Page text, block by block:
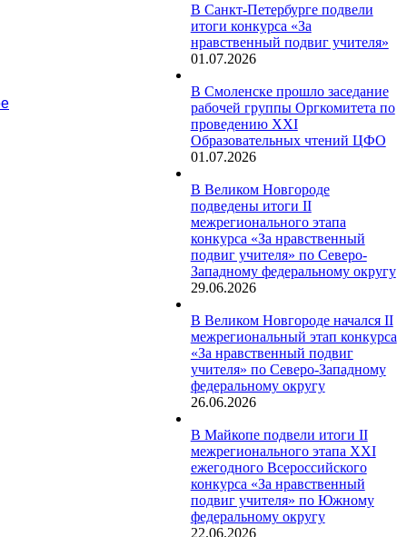
В Санкт-Петербурге подвели
итоги конкурса «За
нравственный подвиг учителя»
01.07.2026
В Смоленске прошло заседание
рабочей группы Оргкомитета по
проведению XXI
Образовательных чтений ЦФО
01.07.2026
В Великом Новгороде
подведены итоги II
межрегионального этапа
конкурса «За нравственный
подвиг учителя» по Северо-
Западному федеральному округу
29.06.2026
В Великом Новгороде начался II
межрегиональный этап конкурса
«За нравственный подвиг
учителя» по Северо-Западному
федеральному округу
26.06.2026
В Майкопе подвели итоги II
межрегионального этапа XXI
ежегодного Всероссийского
конкурса «За нравственный
подвиг учителя» по Южному
федеральному округу
22.06.2026